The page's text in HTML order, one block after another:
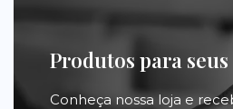
Produtos para
Conheça nossa loja e